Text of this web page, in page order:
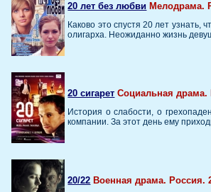
20 лет без любви Мелодрама.
Каково это спустя 20 лет
олигарха. Неожиданно жизнь
20 сигарет Социальная драма.
История о слабости, о
компании. За этот день ему
20/22 Военная драма. Россия.